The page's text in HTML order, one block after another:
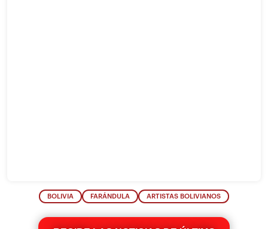
BOLIVIA FARÁNDULA ARTISTAS BOLIVIANOS